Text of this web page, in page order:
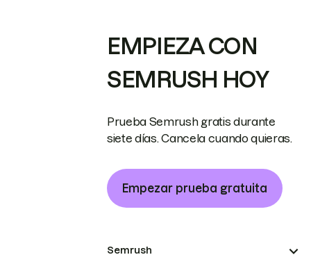
EMPIEZA CON
SEMRUSH HOY
Prueba Semrush gratis durante
siete días. Cancela cuando quieras.
Empezar prueba gratuita
Semrush